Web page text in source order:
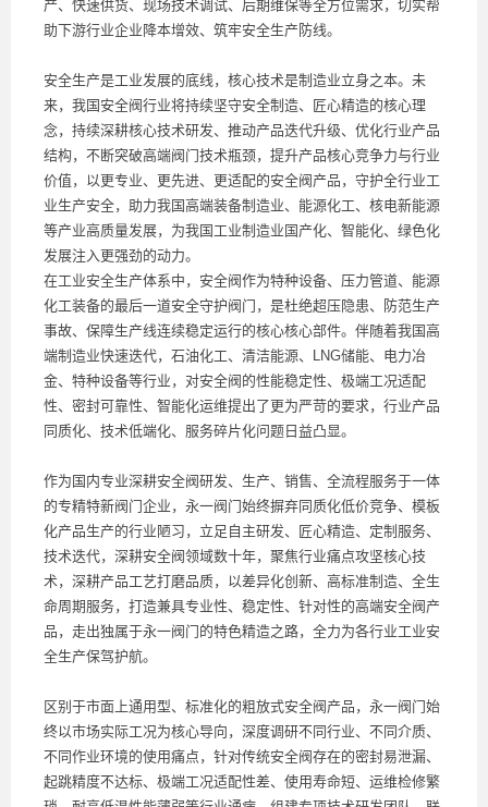
产、快速供货、现场技术调试、后期维保等全方位需求，切实帮
助下游行业企业降本增效、筑牢安全生产防线。
安全生产是工业发展的底线，核心技术是制造业立身之本。未
来，我国安全阀行业将持续坚守安全制造、匠心精造的核心理
念，持续深耕核心技术研发、推动产品迭代升级、优化行业产品
结构，不断突破高端阀门技术瓶颈，提升产品核心竞争力与行业
价值，以更专业、更先进、更适配的安全阀产品，守护全行业工
业生产安全，助力我国高端装备制造业、能源化工、核电新能源
等产业高质量发展，为我国工业制造业国产化、智能化、绿色化
发展注入更强劲的动力。
在工业安全生产体系中，安全阀作为特种设备、压力管道、能源
化工装备的最后一道安全守护阀门，是杜绝超压隐患、防范生产
事故、保障生产线连续稳定运行的核心核心部件。伴随着我国高
端制造业快速迭代，石油化工、清洁能源、LNG储能、电力冶
金、特种设备等行业，对安全阀的性能稳定性、极端工况适配
性、密封可靠性、智能化运维提出了更为严苛的要求，行业产品
同质化、技术低端化、服务碎片化问题日益凸显。
作为国内专业深耕安全阀研发、生产、销售、全流程服务于一体
的专精特新阀门企业，永一阀门始终摒弃同质化低价竞争、模板
化产品生产的行业陋习，立足自主研发、匠心精造、定制服务、
技术迭代，深耕安全阀领域数十年，聚焦行业痛点攻坚核心技
术，深耕产品工艺打磨品质，以差异化创新、高标准制造、全生
命周期服务，打造兼具专业性、稳定性、针对性的高端安全阀产
品，走出独属于永一阀门的特色精造之路，全力为各行业工业安
全生产保驾护航。
区别于市面上通用型、标准化的粗放式安全阀产品，永一阀门始
终以市场实际工况为核心导向，深度调研不同行业、不同介质、
不同作业环境的使用痛点，针对传统安全阀存在的密封易泄漏、
起跳精度不达标、极端工况适配性差、使用寿命短、运维检修繁